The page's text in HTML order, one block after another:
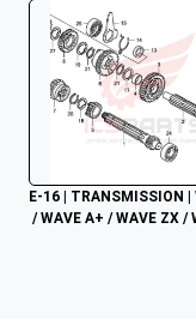
E-16 | TRANSMISSION |
/ WAVE A+ / WAVE ZX /